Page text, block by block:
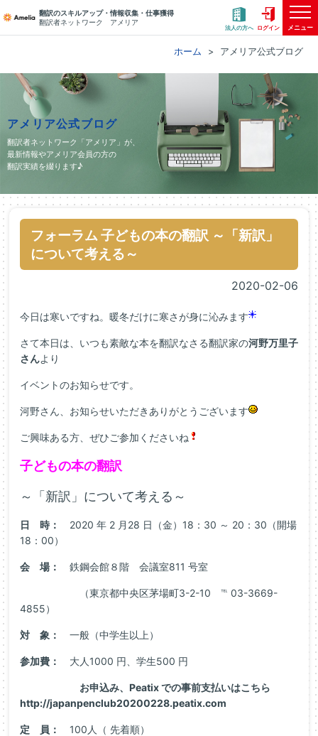
翻訳のスキルアップ・情報収集・仕事獲得
翻訳者ネットワーク アメリア
法人の方へ ログイン メニュー
ホーム アメリア公式ブログ
アメリア公式ブログ
翻訳者ネットワーク「アメリア」が、
最新情報やアメリア会員の方の
翻訳実績を綴ります♪
フォーラム 子どもの本の翻訳 ～「新訳」
について考える～
2020-02-06
今日は寒いですね。暖冬だけに寒さが身に沁みます
さて本日は、いつも素敵な本を翻訳なさる翻訳家の河野万里子
さんより
イベントのお知らせです。
河野さん、お知らせいただきありがとうございます
ご興味ある方、ぜひご参加くださいね
子どもの本の翻訳
～「新訳」について考える～
日 時：
2020 年 2 月28 日（金）18：30 ～ 20：30（開場
18：00）
会 場： 鉄鋼会館８階 会議室811 号室
（東京都中央区茅場町3-2-10 ℡ 03-3669-
4855）
対 象： 一般（中学生以上）
参加費： 大人1000 円、学生500 円
お申込み、Peatix での事前支払いはこちら
http://japanpenclub20200228.peatix.com
定 員： 100人（ 先着順）